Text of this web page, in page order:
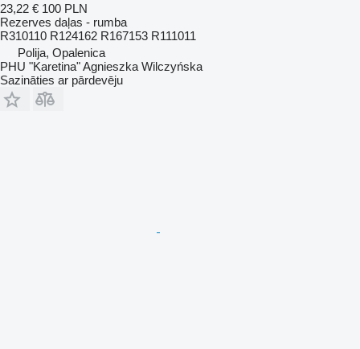
23,22 € 100 PLN
Rezerves daļas - rumba
R310110 R124162 R167153 R111011
Polija, Opalenica
PHU "Karetina" Agnieszka Wilczyńska
Sazināties ar pārdevēju